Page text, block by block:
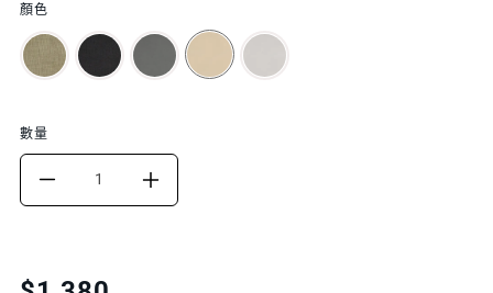
Translation
顏色
數量
DECREASE
FOR
INCREASE